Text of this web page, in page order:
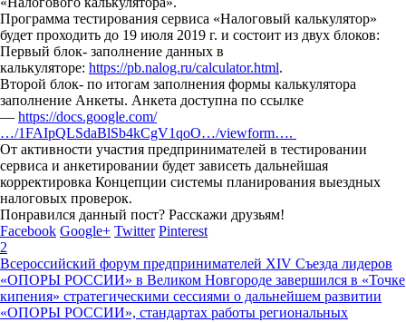
Программа тестирования сервиса «Налоговый калькулятор»
будет проходить до 19 июля 2019 г. и состоит из двух блоков:
Первый блок- заполнение данных в
калькуляторе: https://pb.nalog.ru/calculator.html.
Второй блок- по итогам заполнения формы калькулятора
заполнение Анкеты. Анкета доступна по ссылке
— https://docs.google.com/
…/1FAIpQLSdaBlSb4kCgV1qoO…/viewform….
От активности участия предпринимателей в тестировании
сервиса и анкетировании будет зависеть дальнейшая
корректировка Концепции системы планирования выездных
налоговых проверок.
Понравился данный пост? Расскажи друзьям!
Facebook Google+ Twitter Pinterest
2
Всероссийский форум предпринимателей ХIV Съезда лидеров
«ОПОРЫ РОССИИ» в Великом Новгороде завершился в «Точке
кипения» стратегическими сессиями о дальнейшем развитии
«ОПОРЫ РОССИИ», стандартах работы региональных